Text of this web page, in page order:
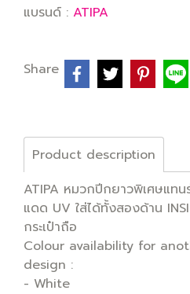
แบรนด์ : ATIPA
Share
Product description
ATIPA หมวกปีกยาวพิเศษแ
แดด UV ใส่ได้ทั้งสองด้าน
กระเป๋าถือ
Colour availability for
design :
- White